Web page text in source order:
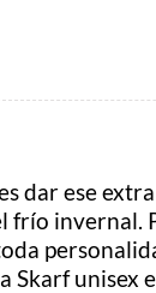
dar ese
invernal.
Skarf unisex